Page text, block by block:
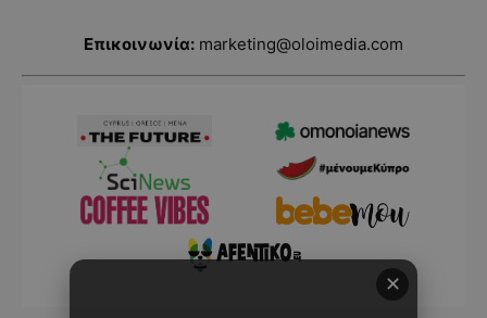
Επικοινωνία: marketing@oloimedia.com
✕